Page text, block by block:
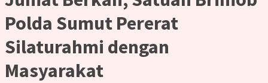
Polda Sumut Pererat
Silaturahmi dengan
Masyarakat